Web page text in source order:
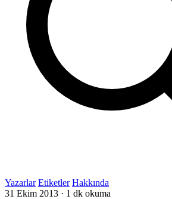
Yazarlar Etiketler Hakkında
31 Ekim 2013 · 1 dk okuma